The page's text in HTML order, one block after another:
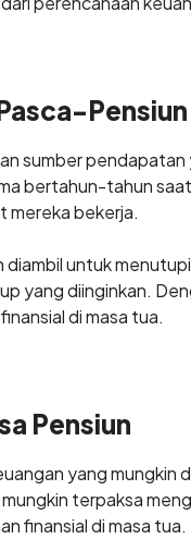
Pensiun
sumber
bertahun-tahun
mereka bekerja.
untuk
yang diinginkan.
di masa tua.
Pensiun
yang mungkin
terpaksa
finansial di masa tua.